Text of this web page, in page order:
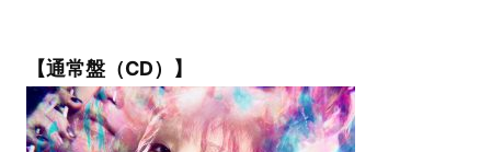
【通常盤（CD）】